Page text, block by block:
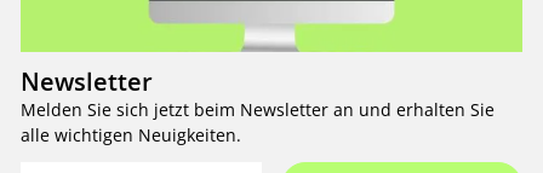
Newsletter
Melden Sie sich jetzt beim Newsletter an und erhalten Sie
alle wichtigen Neuigkeiten.